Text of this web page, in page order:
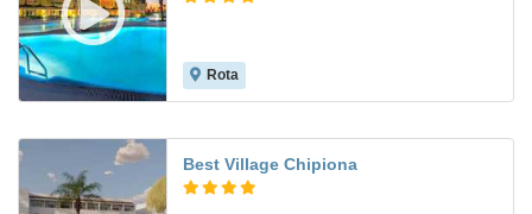
Rota
Best Village Chipiona